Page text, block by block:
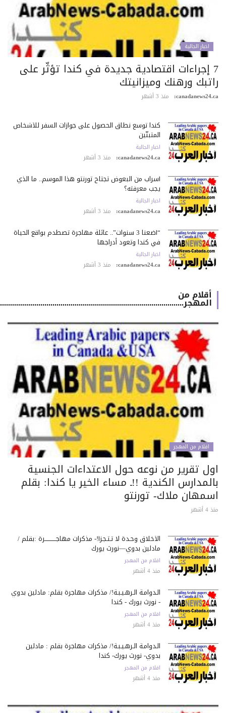
اخبار الجالية
7 إجراءات اقتصادية جديدة في كندا تؤثّر على
ورهنك وميزانيتك
منذ 3 أشهر
كندا توسع نطاق الحصول على جوازات السفر للأشخاص
المتبنّين
اخبار الجالية
canadanews24.ca: منذ 3 أشهر
أسراب من البعوض تجتاح تورنتو هذا الموسم.. ما الذي
يجب معرفته؟
اخبار الجالية
canadanews24.ca: منذ 3 أشهر
“أضعنا 3 سنوات”.. عائلة مهاجرة تصطدم بواقع الحياة
في كندا وتعود أدراجها
اخبار الجالية
canadanews24.ca: منذ 3 أشهر
أقلام من
المهجر.................................................................................................
اقلام من المهجر
تقرير من نوعه حول الاعتداءات الجنسية
الكندية !!ـ مساء الخير يا كندا: بقلم
ملاك- تورنتو
الأخلاق وحـدة لا تـتـجـزأ!- مذكرات مهاجـــــــــــرة :بقلم /
مادلين بدوي—نورث يورك
اقلام من المهجر
منذ 4 أشهر
الـدوامـة الـرهـيـبـة!/ مذكرات مهاجرة بقلم: مادلين بدوي
- نورث يورك - كندا
اقلام من المهجر
منذ 4 أشهر
الـدوامـة الـرهـيـبـة!/ مذكرات مهاجرة بقلم : مادلين
بدوي- نورث يورك- كندا
اقلام من المهجر
منذ 4 أشهر